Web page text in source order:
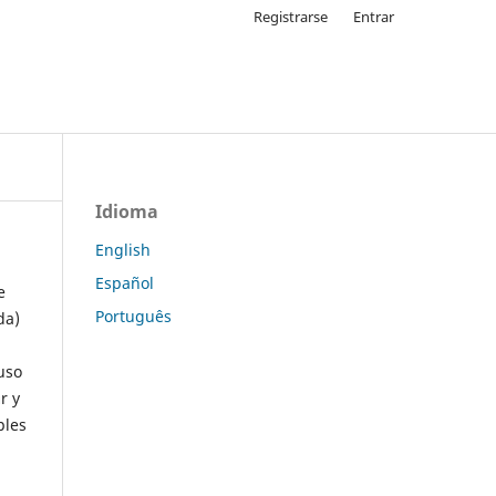
Registrarse Entrar
y
Idioma
English
Español
Português